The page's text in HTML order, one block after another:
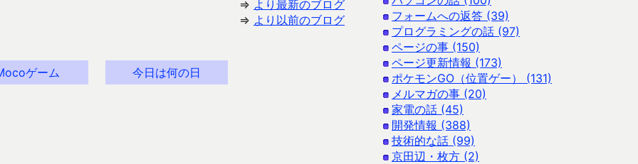
⇒ より最新のブログ
⇒ より以前のブログ
ゲーム 今日は何の日
フォームへの返答 (39)
プログラミングの話 (97)
ページの事 (150)
ページ更新情報 (173)
ポケモンGO（位置ゲー） (131)
メルマガの事 (20)
家電の話 (45)
開発情報 (388)
技術的な話 (99)
京田辺・枚方 (2)